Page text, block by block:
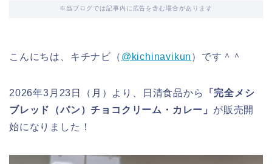
※当ブログでは記事内に広告を含む場合があります
こんにちは、キチナビ（ @kichinavikun ）です＾＾
2026年3月23日（月）より、日清食品から
「完全メシ
ブレッド（パン）チョコクリーム・カレー」 が販売開
始になりました！